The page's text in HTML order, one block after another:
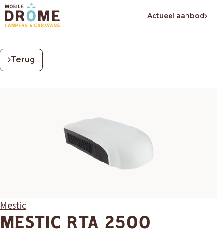
Actueel aanbod
Terug
Mestic
MESTIC RTA 2500